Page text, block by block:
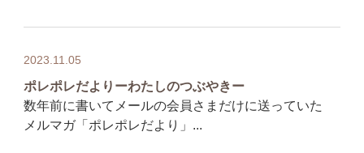
2023.11.05
ポレポレだよりーわたしのつぶやきー
数年前に書いてメールの会員さまだけに送っていた
メルマガ「ポレポレだより」...